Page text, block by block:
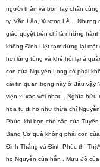
người thân và bọn tay chân
ty, Văn Lão, Xương Lê… Nhưng
giảo quyệt trên chỉ là những
không Đinh Liệt tạm dừng lại
hơi lúng túng và khẻ hỏi lại á
con của Nguyên Long có phải
cái tin quan trọng này ở đâu vậy
viện xì xào với nhau . Nghĩa hữu
hoạ tu di họ như thừa chỉ
Phúc, khi bọn chó săn của
Bang Cơ quả không phải con
Đinh Thắng và Đinh Phúc thì Thị
họ Nguyễn của hắn . Mưu đồ